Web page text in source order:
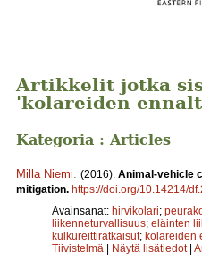
Artikkelit jotka
'kolareiden
Kategoria : Articles
Milla Niemi (2016). Animal-vehicle
mitigation. https://doi.org/10.14214/
Avainsanat: hirvikolari;
liikenneturvallisuus; eläinten
kulkureittiratkaisut; kolareiden
Tiivistelmä | Näytä lisätiedot |